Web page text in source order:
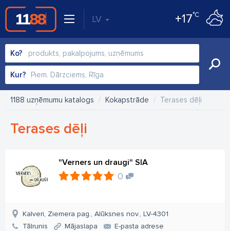
LV +17°C
Ko?
Kur?
1188 uzņēmumu katalogs Kokapstrāde Terases dēļi
Terases dēļi
"Verners un draugi" SIA
0
Kalveri, Ziemera pag., Alūksnes nov., LV-4301
Tālrunis
Mājaslapa E-pasta adrese